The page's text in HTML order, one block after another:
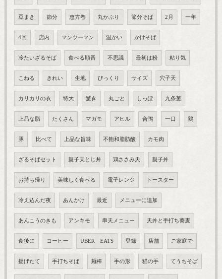
豆まき 節分 恵方巻 丸かぶり 節分そば 2月 一年
4回 店内 マンツーマン 温かい かけそば
冷たいざるそば 食べる順番 不思議 最初は粉 粘り気
こねる きれい 生地 びっくり サイズ 穴子天
カリカリの衣 特大 驚き 丸ごと しっぽ 九条葱
上品な脂 たくさん マガモ アヒル 合鴨 一口 鶏
豚 比べて 上品な旨味 不飽和脂肪酸 カモ肉
ざるそばセット 親子天とじ丼 鶏ささみ天 親子丼
お持ち帰り 美味しく食べる 電子レンジ トースター
冷え込んだ夜 あんかけ 最近 メニューに追加
あんこうのきも アンキモ 串天メニュー 天丼と手打ち蕎麦
食後に コーヒー UBER EATS 登録 店舗 ご家庭で
揚げたて 手打ちそば 麺棒 手の形 猫の手 てうちそば